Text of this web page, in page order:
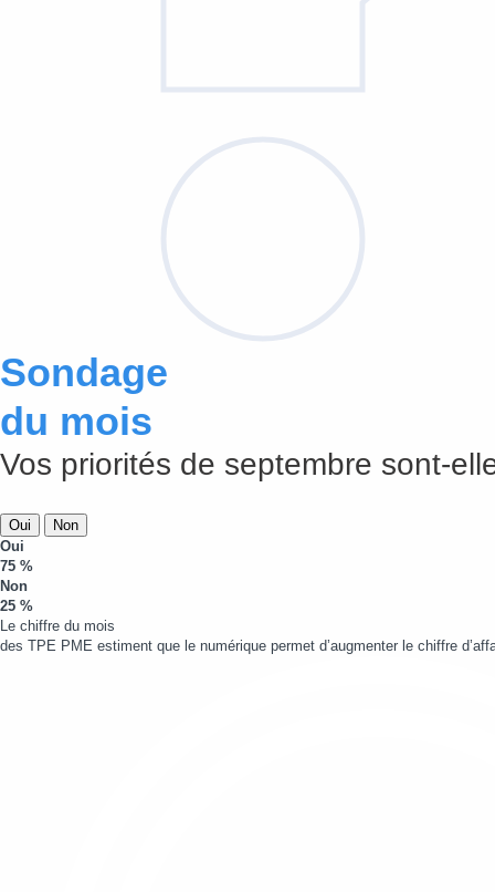
Sondage
du mois
Vos priorités de septembre sont-
Oui
Non
Oui
75 %
Non
25 %
Le chiffre du mois
des TPE PME estiment que le numérique permet d’augmenter le chiffre